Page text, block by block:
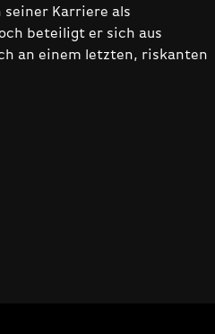
Karriere als
beteiligt er sich aus
an einem letzten, riskanten